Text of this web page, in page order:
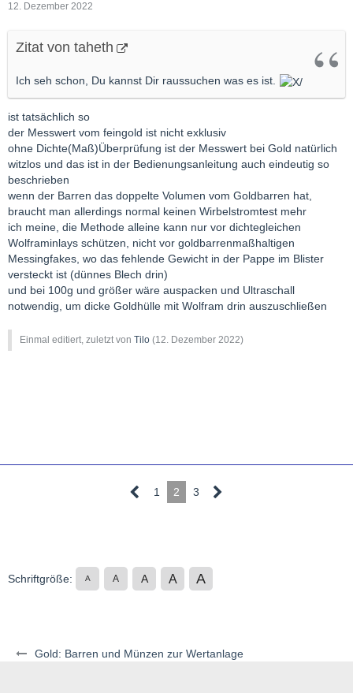
Gold: Barren und Münzen zur Wertanlage
12. Dezember 2022
Zitat von taheth
Ich seh schon, Du kannst Dir raussuchen was es ist.
ist tatsächlich so
der Messwert vom feingold ist nicht exklusiv
ohne Dichte(Maß)Überprüfung ist der Messwert bei Gold natürlich
witzlos und das ist in der Bedienungsanleitung auch eindeutig so
beschrieben
wenn der Barren das doppelte Volumen vom Goldbarren hat,
braucht man allerdings normal keinen Wirbelstromtest mehr
ich meine, die Methode alleine kann nur vor dichtegleichen
Wolframinlays schützen, nicht vor goldbarrenmaßhaltigen
Messingfakes, wo das fehlende Gewicht in der Pappe im Blister
versteckt ist (dünnes Blech drin)
und bei 100g und größer wäre auspacken und Ultraschall
notwendig, um dicke Goldhülle mit Wolfram drin auszuschließen
Einmal editiert, zuletzt von Tilo (12. Dezember 2022)
1 2 3
Schriftgröße: A A A A A